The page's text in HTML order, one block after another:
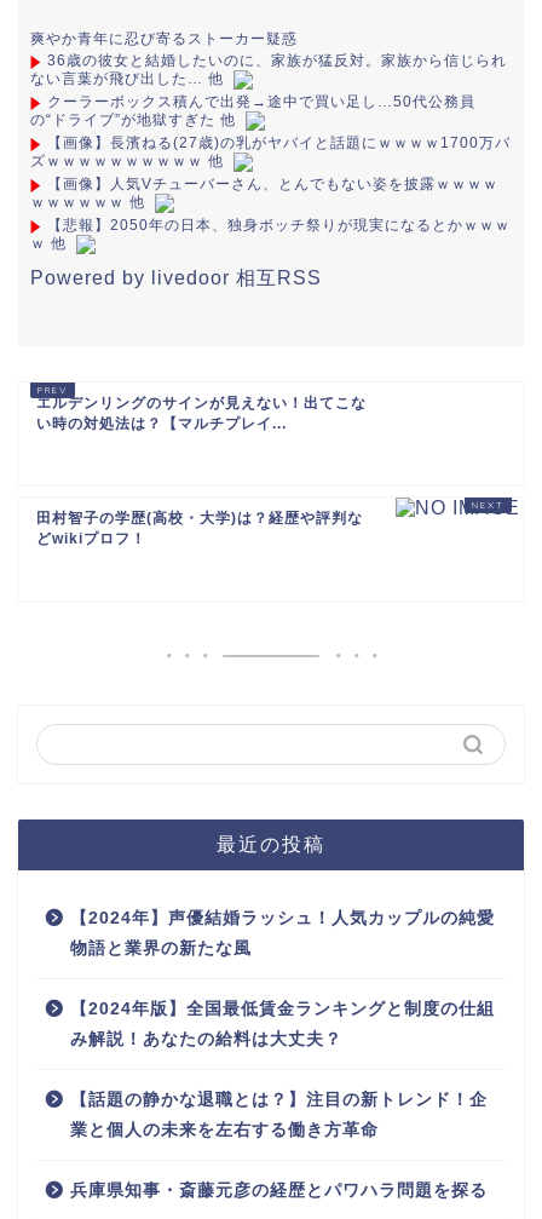
爽やか青年に忍び寄るストーカー疑惑
36歳の彼女と結婚したいのに、家族が猛反対。家族から信じられ
ない言葉が飛び出した… 他
クーラーボックス積んで出発→途中で買い足し…50代公務員
の“ドライブ”が地獄すぎた 他
【画像】長濱ねる(27歳)の乳がヤバイと話題にｗｗｗｗ1700万バ
ズｗｗｗｗｗｗｗｗｗｗ 他
【画像】人気Vチューバーさん、とんでもない姿を披露ｗｗｗｗ
ｗｗｗｗｗｗ 他
【悲報】2050年の日本、独身ボッチ祭りが現実になるとかｗｗｗ
ｗ 他
Powered by livedoor 相互RSS
エルデンリングのサインが見えない！出てこな
い時の対処法は？【マルチプレイ...
田村智子の学歴(高校・大学)は？経歴や評判な
どwikiプロフ！
最近の投稿
【2024年】声優結婚ラッシュ！人気カップルの純愛
物語と業界の新たな風
【2024年版】全国最低賃金ランキングと制度の仕組
み解説！あなたの給料は大丈夫？
【話題の静かな退職とは？】注目の新トレンド！企
業と個人の未来を左右する働き方革命
兵庫県知事・斎藤元彦の経歴とパワハラ問題を探る